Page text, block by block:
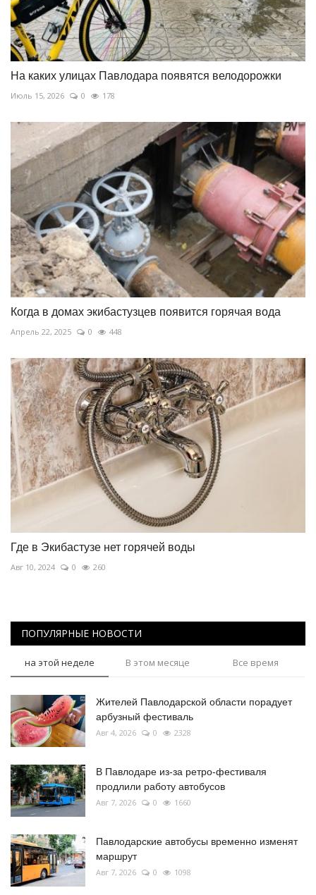
На каких улицах Павлодара появятся велодорожки
Июль 15, 2026 0 178
Когда в домах экибастузцев появится горячая вода
Апрель 22, 2025 0 448
Где в Экибастузе нет горячей воды
Авг 10, 2024 0 260
ПОПУЛЯРНЫЕ НОВОСТИ
на этой неделе В этом месяце Все время
Жителей Павлодарской области порадует
арбузный фестиваль
Авг 4, 2026 0 2328
В Павлодаре из-за ретро-фестиваля
продлили работу автобусов
Авг 7, 2026 0 1660
Павлодарские автобусы временно изменят
маршрут
Авг 7, 2026 0 1098